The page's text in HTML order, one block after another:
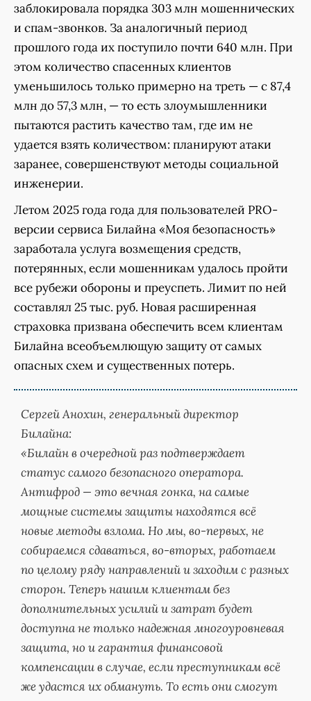
заблокировала порядка 303 млн мошеннических
и спам-звонков. За аналогичный период
прошлого года их поступило почти 640 млн. При
этом количество спасенных клиентов
уменьшилось только примерно на треть — с 87,4
млн до 57,3 млн, — то есть злоумышленники
пытаются растить качество там, где им не
удается взять количеством: планируют атаки
заранее, совершенствуют методы социальной
инженерии.
Летом 2025 года года для пользователей PRO-
версии сервиса Билайна «Моя безопасность»
заработала услуга возмещения средств,
потерянных, если мошенникам удалось пройти
все рубежи обороны и преуспеть. Лимит по ней
составлял 25 тыс. руб. Новая расширенная
страховка призвана обеспечить всем клиентам
Билайна всеобъемлющую защиту от самых
опасных схем и существенных потерь.
Сергей Анохин, генеральный директор
Билайна:
«Билайн в очередной раз подтверждает
статус самого безопасного оператора.
Антифрод — это вечная гонка, на самые
мощные системы защиты находятся всё
новые методы взлома. Но мы, во-первых, не
собираемся сдаваться, во-вторых, работаем
по целому ряду направлений и заходим с разных
сторон. Теперь нашим клиентам без
дополнительных усилий и затрат будет
доступна не только надежная многоуровневая
защита, но и гарантия финансовой
компенсации в случае, если преступникам всё
же удастся их обмануть. То есть они смогут